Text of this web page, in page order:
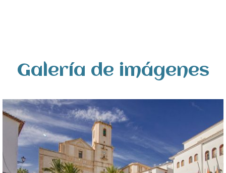
Galería de imágenes